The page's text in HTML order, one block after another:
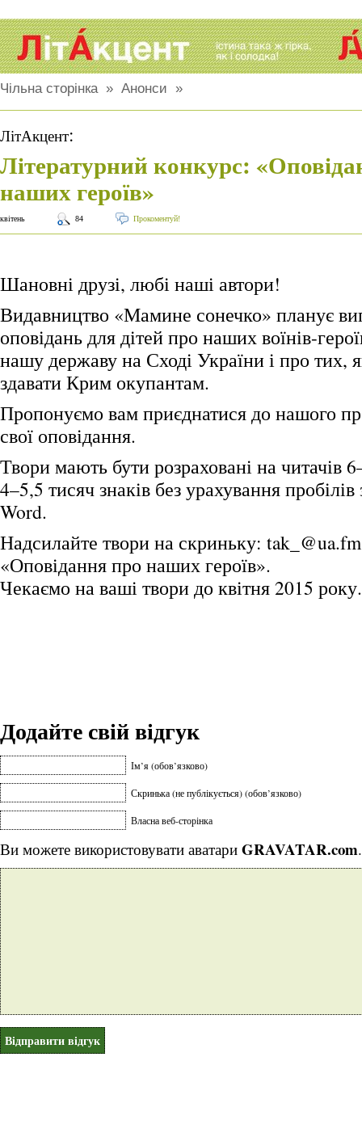
Чільна сторінка» Анонси »
ЛітАкцент:
Літературний конкурс:
наших героїв»
квітень 84 Прокоментуй!
Шановні друзі, любі наші автори!
Видавництво «Мамине сонечко» планує
оповідань для дітей про наших воїнів-
нашу державу на Сході України і про тих,
здавати Крим окупантам.
Пропонуємо вам приєднатися до нашого
свої оповідання.
Твори мають бути розраховані на читачів
4–5,5 тисяч знаків без урахування
Word.
Надсилайте твори на скриньку:
«Оповідання про наших героїв».
Чекаємо на ваші твори до квітня 2015 року.
Додайте свій відгук
Ім’я (обов’язково)
Скринька (не публікується) (обов’язково)
Власна веб-сторінка
Ви можете використовувати аватари GRAVATAR.com.